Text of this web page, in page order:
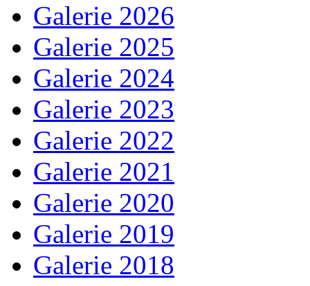
Galerie 2026
Galerie 2025
Galerie 2024
Galerie 2023
Galerie 2022
Galerie 2021
Galerie 2020
Galerie 2019
Galerie 2018